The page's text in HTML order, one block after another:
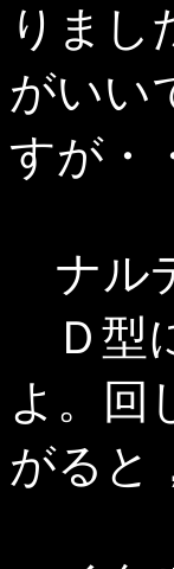
りまし
がいい
すが・
ナル
Ｄ型
よ。回
がると